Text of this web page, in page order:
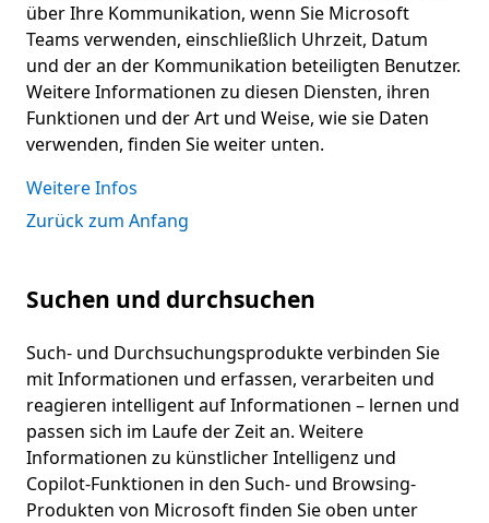
über Ihre Kommunikation, wenn Sie Microsoft
Teams verwenden, einschließlich Uhrzeit, Datum
und der an der Kommunikation beteiligten Benutzer.
Weitere Informationen zu diesen Diensten, ihren
Funktionen und der Art und Weise, wie sie Daten
verwenden, finden Sie weiter unten.
Weitere Infos
Zurück zum Anfang
Suchen und durchsuchen
Such- und Durchsuchungsprodukte verbinden Sie
mit Informationen und erfassen, verarbeiten und
reagieren intelligent auf Informationen – lernen und
passen sich im Laufe der Zeit an. Weitere
Informationen zu künstlicher Intelligenz und
Copilot-Funktionen in den Such- und Browsing-
Produkten von Microsoft finden Sie oben unter